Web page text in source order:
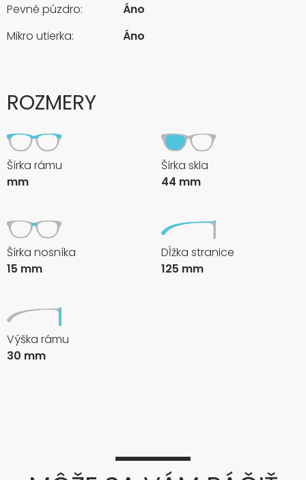
Pevné púzdro:
Áno
Mikro utierka:
Áno
ROZMERY
Šírka rámu
mm
Šírka skla
44 mm
Šírka nosníka
15 mm
Dĺžka stranice
125 mm
Výška rámu
30 mm